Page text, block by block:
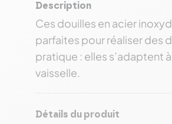
Description
Ces douilles en acier
parfaites pour réaliser des
pratique : elles s’adaptent
vaisselle.
Détails du produit